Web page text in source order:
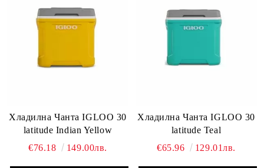
Хладилна Чанта IGLOO 30
latitude Indian Yellow
€76.18
149.00лв.
Хладилна Чанта IGLOO 30
latitude Teal
€65.96
129.01лв.